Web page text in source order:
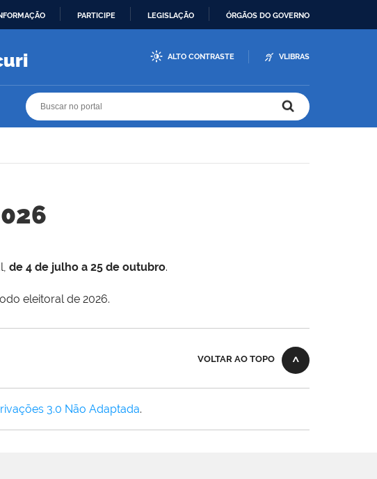
PARTICIPE LEGISLAÇÃO ÓRGÃOS DO GOVERNO
ALTO CONTRASTE VLIBRAS
de 4 de julho a 25 de outubro.
eleitoral de 2026.
VOLTAR AO TOPO
3.0 Não Adaptada.